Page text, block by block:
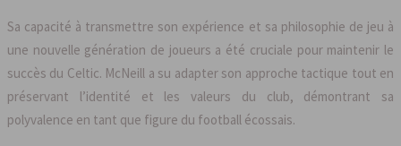
Sa capacité à transmettre son expérience et sa philosophie de jeu à
une nouvelle génération de joueurs a été cruciale pour maintenir le
succès du Celtic. McNeill a su adapter son approche tactique tout en
préservant l’identité et les valeurs du club, démontrant sa
polyvalence en tant que figure du football écossais.